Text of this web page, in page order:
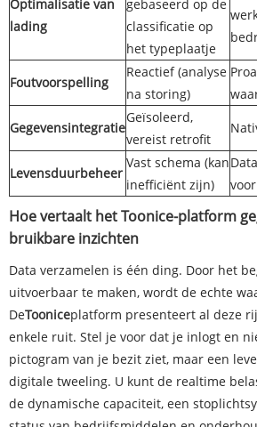
Optimalisatie van
lading
gebaseerd op de
classificatie op
het typeplaatje
Foutvoorspelling
Reactief (analyse
na storing)
Gegevensintegratie
Geïsoleerd,
vereist retrofit
Levensduurbeheer
Vast schema (kan
inefficiënt zijn)
Hoe vertaalt het Toonice-platform
bruikbare inzichten
Data verzamelen is één ding. Door het
uitvoerbaar te maken, wordt de echte
DeTooniceplatform presenteert al deze
enkele ruit. Stel je voor dat je inlogt en
pictogram van je bezit ziet, maar een
digitale tweeling. U kunt de realtime
de dynamische capaciteit, een